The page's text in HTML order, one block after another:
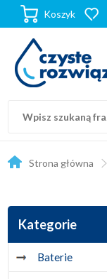
Koszyk
Strona główna
Kategorie
Baterie